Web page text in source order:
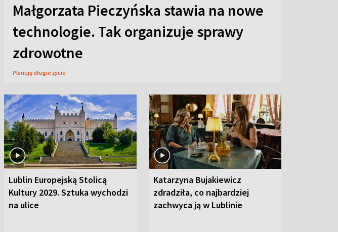
Małgorzata Pieczyńska stawia na nowe
technologie. Tak organizuje sprawy
zdrowotne
Planuję długie życie
Lublin Europejską Stolicą
Kultury 2029. Sztuka wychodzi
na ulice
Katarzyna Bujakiewicz
zdradziła, co najbardziej
zachwyca ją w Lublinie